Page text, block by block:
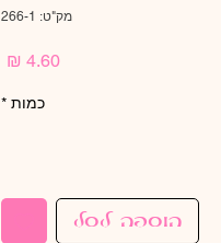
מק"ט: 266-1
כמות *
הוספה לסל